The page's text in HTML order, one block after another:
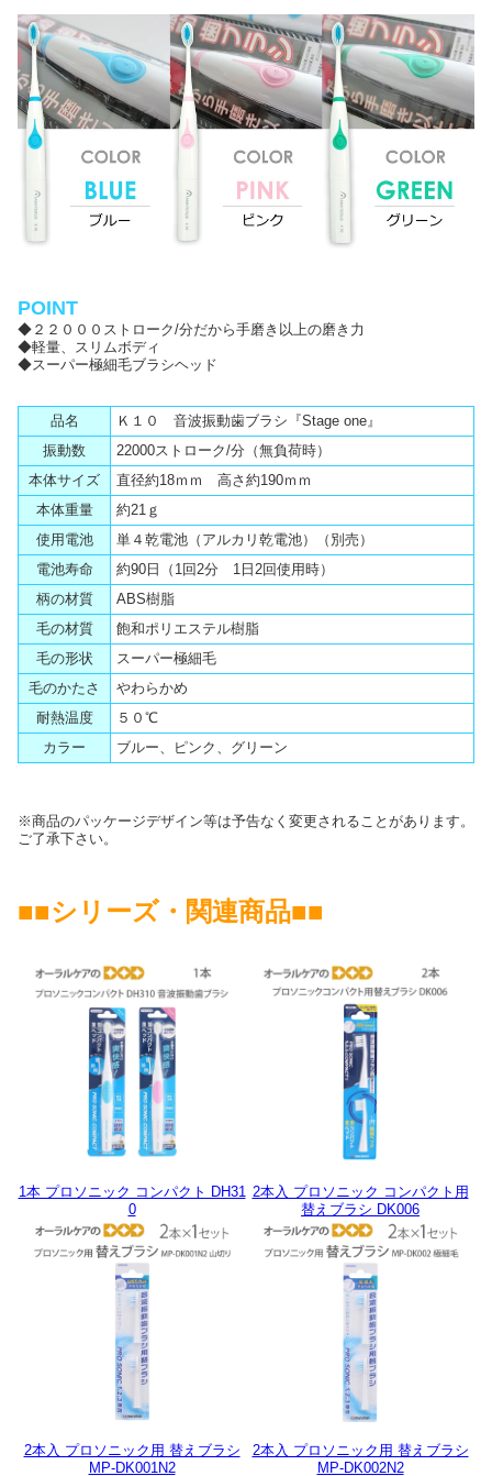
POINT
◆２２０００ストローク/分だから手磨き以上の磨き力
◆軽量、スリムボディ
◆スーパー極細毛ブラシヘッド
品名
Ｋ１０ 音波振動歯ブラシ『Stage one』
振動数
22000ストローク/分（無負荷時）
本体サイズ
直径約18ｍｍ 高さ約190ｍｍ
本体重量
約21ｇ
使用電池
単４乾電池（アルカリ乾電池）（別売）
電池寿命
約90日（1回2分 1日2回使用時）
柄の材質
ABS樹脂
毛の材質
飽和ポリエステル樹脂
毛の形状
スーパー極細毛
毛のかたさ
やわらかめ
耐熱温度
５０℃
カラー
ブルー、ピンク、グリーン
※商品のパッケージデザイン等は予告なく変更されることがあります。
ご了承下さい。
■■シリーズ・関連商品■■
1本 プロソニック コンパクト DH31
0
2本入 プロソニック コンパクト用
替えブラシ DK006
2本入 プロソニック用 替えブラシ
MP-DK001N2
2本入 プロソニック用 替えブラシ
MP-DK002N2